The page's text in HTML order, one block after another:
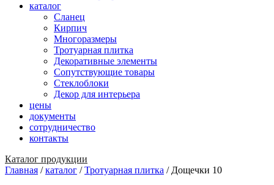
каталог
Сланец
Кирпич
Многоразмеры
Тротуарная плитка
Декоративные элементы
Сопутствующие товары
Стеклоблоки
Декор для интерьера
цены
документы
сотрудничество
контакты
Каталог продукции
Главная /каталог /Тротуарная плитка / Дощечки 10